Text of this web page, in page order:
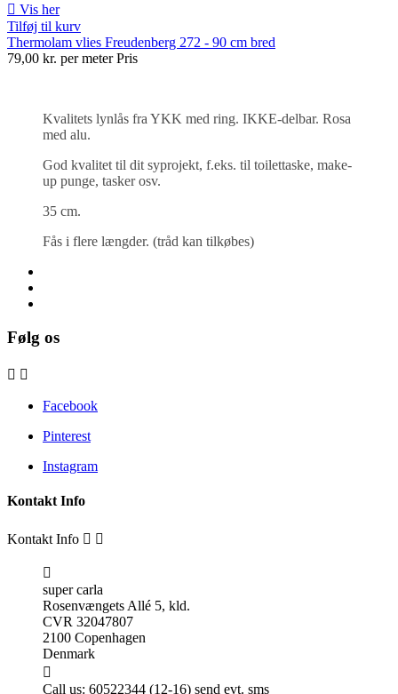
 Vis her
Tilføj til kurv
Thermolam vlies Freudenberg 272 - 90 cm bred
79,00 kr. per meter Pris
Kvalitets lynlås fra YKK med ring. IKKE-delbar. Rosa
med alu.
God kvalitet til dit syprojekt, f.eks. til toilettaske, make-
up punge, tasker osv.
35 cm.
Fås i flere længder. (tråd kan tilkøbes)
Følg os
 
Facebook
Pinterest
Instagram
Kontakt Info
Kontakt Info  

super carla
Rosenvængets Allé 5, kld.
CVR 32047807
2100 Copenhagen
Denmark

Call us: 60522344 (12-16) send evt. sms